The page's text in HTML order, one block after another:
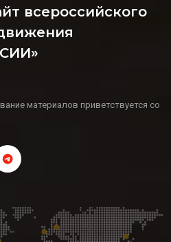
всероссийского
материалов приветствуется со